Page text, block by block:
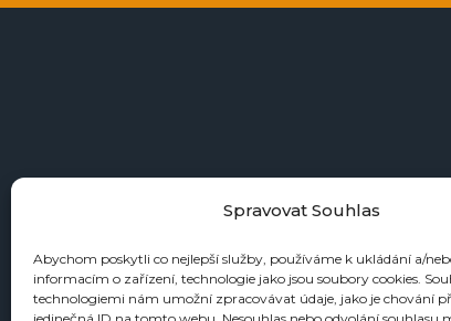
Spravovat Souhlas
Abychom poskytli co nejlepší služby, používáme k ukládání a/
informacím o zařízení, technologie jako jsou soubory cookies.
technologiemi nám umožní zpracovávat údaje, jako je chování
KATALOGY